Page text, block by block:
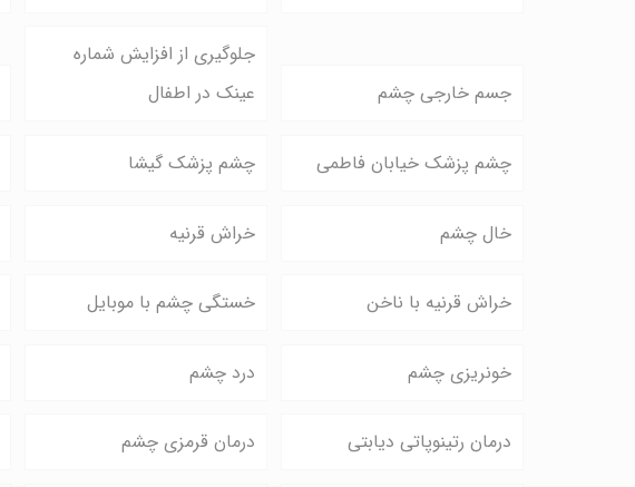
جسم خارجی چشم
جلوگیری از افزایش شماره
عینک در اطفال
چشم پزشک خیابان فاطمی چشم پزشک گیشا
خال چشم خراش قرنیه
خراش قرنیه با ناخن خستگی چشم با موبایل
خونریزی چشم درد چشم
درمان رتینوپاتی دیابتی درمان قرمزی چشم